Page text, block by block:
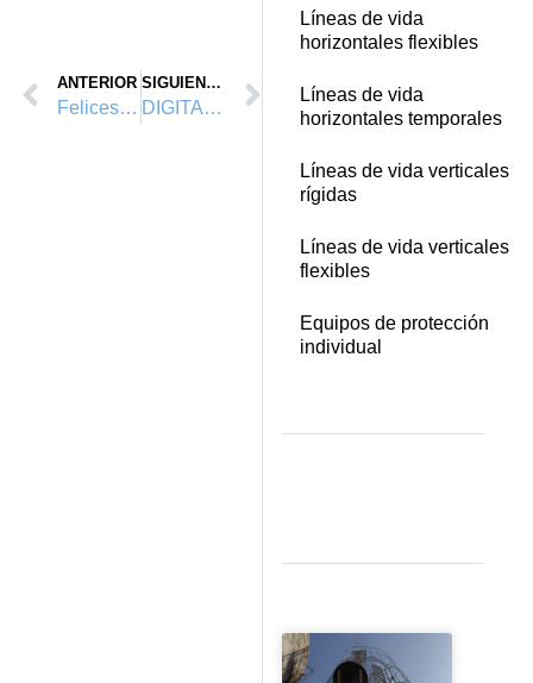
ANTERIOR
Felices Fiestas 20/21
SIGUIENTE
DIGITALIZACIÓN Y AUTOMATIZACIÓN DE LOS PARTES DE TRABAJO Y OFERTAS
Líneas de vida
horizontales flexibles
Líneas de vida
horizontales temporales
Líneas de vida verticales
rígidas
Líneas de vida verticales
flexibles
Equipos de protección
individual